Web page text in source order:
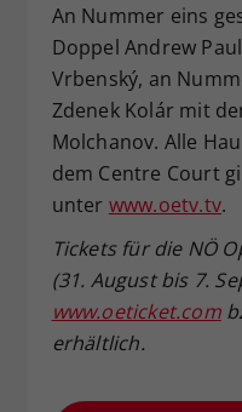
An Nummer eins
Doppel Andrew
Vrbenský, an
Zdenek Kolár mit
Molchanov. Alle
dem Centre Court
unter www.oetv.tv.
Tickets für die NÖ
(31. August bis 7.
www.oeticket.com
erhältlich.